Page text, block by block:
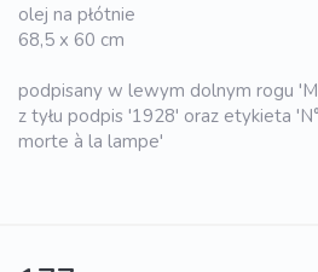
olej na płótnie
68,5 x 60 cm
podpisany w lewym dolnym rogu
z tyłu podpis '1928' oraz etykieta
morte à la lampe'